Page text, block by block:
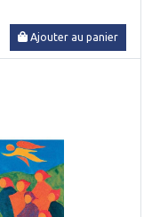
Ajouter au panier